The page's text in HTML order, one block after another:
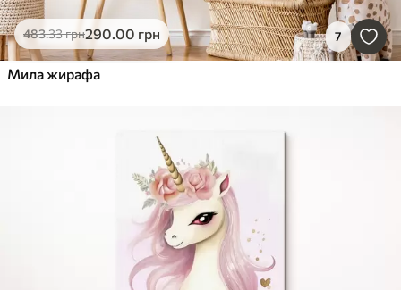
483.33грн290.00 грн 7
Мила жирафа